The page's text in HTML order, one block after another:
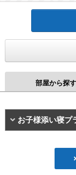
部屋から探す
お子様添い寝プ